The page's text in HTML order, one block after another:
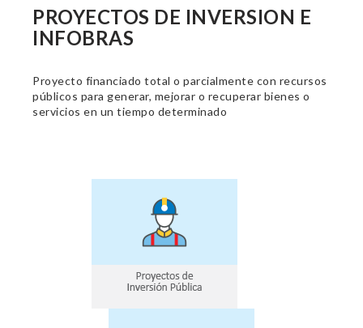
PROYECTOS DE INVERSION E
INFOBRAS
Proyecto financiado total o parcialmente con recursos
públicos para generar, mejorar o recuperar bienes o
servicios en un tiempo determinado